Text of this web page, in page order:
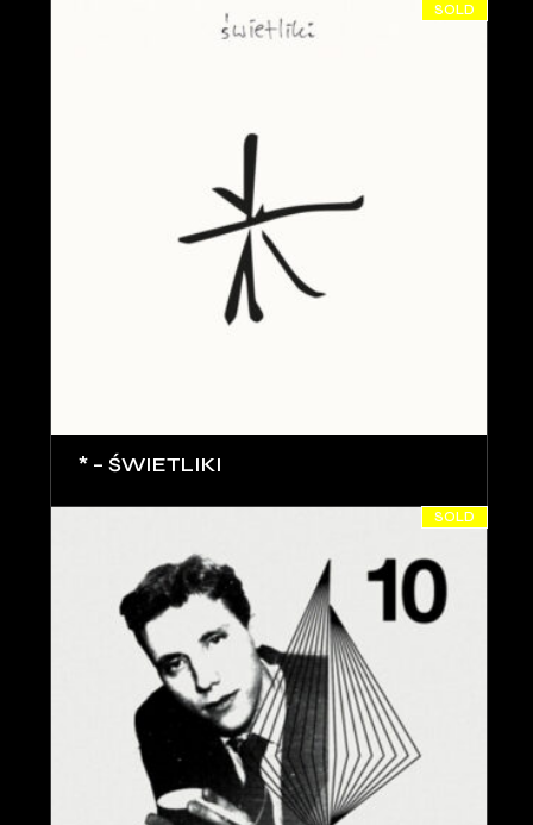
SOLD
* – ŚWIETLIKI
SOLD